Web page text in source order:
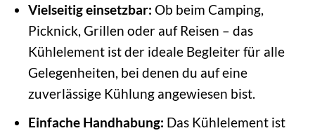
Vielseitig einsetzbar: Ob beim Camping,
Picknick, Grillen oder auf Reisen – das
Kühlelement ist der ideale Begleiter für alle
Gelegenheiten, bei denen du auf eine
zuverlässige Kühlung angewiesen bist.
Einfache Handhabung: Das Kühlelement ist